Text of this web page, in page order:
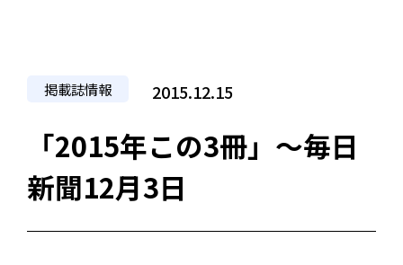
掲載誌情報 2015.12.15
「2015年この3冊」〜毎日
新聞12月3日